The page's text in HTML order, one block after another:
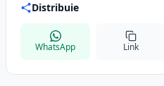
Distribuie
WhatsApp Link